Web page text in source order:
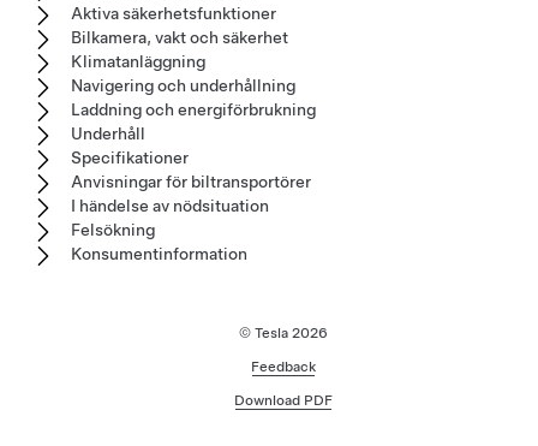
Aktiva säkerhetsfunktioner
Bilkamera, vakt och säkerhet
Klimatanläggning
Navigering och underhållning
Laddning och energiförbrukning
Underhåll
Specifikationer
Anvisningar för biltransportörer
I händelse av nödsituation
Felsökning
Konsumentinformation
© Tesla 2026
Feedback
Download PDF